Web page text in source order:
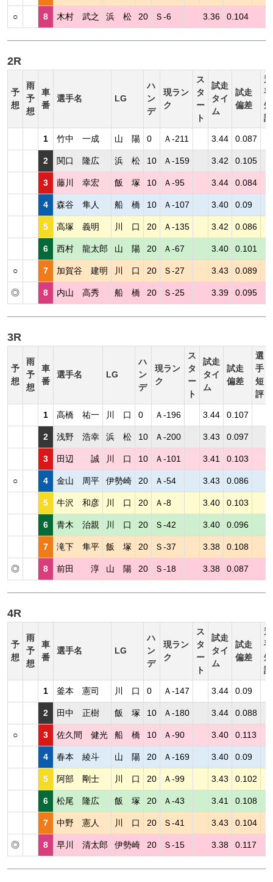
○ 8 木村 武之 浜 松 20 Ｓ-6 3.36 0.104
2R
予
想
雨
予
想
車
番
選手名 LG
ハ
ン
デ
現ラン
ク
ス
タ
ー
ト
試走
タイ
ム
試走
偏差
選
手
短
評
1 竹中 一成 山 陽 0 Ａ-211 3.44 0.087
2 関口 隆広 浜 松 10 Ａ-159 3.42 0.105
3 藤川 幸宏 飯 塚 10 Ａ-95 3.44 0.084
4 森谷 隼人 船 橋 10 Ａ-107 3.40 0.09
5 高塚 義明 川 口 20 Ａ-135 3.42 0.086
6 西村 龍太郎 山 陽 20 Ａ-67 3.40 0.101
○ 7 加賀谷 建明 川 口 20 Ｓ-27 3.43 0.089
◎ 8 内山 高秀 船 橋 20 Ｓ-25 3.39 0.095
3R
予
想
雨
予
想
車
番
選手名 LG
ハ
ン
デ
現ラン
ク
ス
タ
ー
ト
試走
タイ
ム
試走
偏差
選
手
短
評
1 高橋 祐一 川 口 0 Ａ-196 3.44 0.107
2 浅野 浩幸 浜 松 10 Ａ-200 3.43 0.097
3 田辺 誠 川 口 10 Ａ-101 3.41 0.103
○ 4 金山 周平 伊勢崎 20 Ａ-54 3.43 0.086
5 牛沢 和彦 川 口 20 Ａ-8 3.40 0.103
6 青木 治親 川 口 20 Ｓ-42 3.40 0.096
7 滝下 隼平 飯 塚 20 Ｓ-37 3.38 0.108
◎ 8 前田 淳 山 陽 20 Ｓ-18 3.38 0.087
4R
予
想
雨
予
想
車
番
選手名 LG
ハ
ン
デ
現ラン
ク
ス
タ
ー
ト
試走
タイ
ム
試走
偏差
選
手
短
評
1 釜本 憲司 川 口 0 Ａ-147 3.44 0.09
2 田中 正樹 飯 塚 10 Ａ-180 3.44 0.088
○ 3 佐久間 健光 船 橋 10 Ａ-90 3.40 0.113
4 春本 綾斗 山 陽 20 Ａ-169 3.40 0.09
5 阿部 剛士 川 口 20 Ａ-99 3.43 0.102
6 松尾 隆広 飯 塚 20 Ａ-43 3.41 0.108
7 中野 憲人 川 口 20 Ｓ-41 3.43 0.104
◎ 8 早川 清太郎 伊勢崎 20 Ｓ-15 3.38 0.117